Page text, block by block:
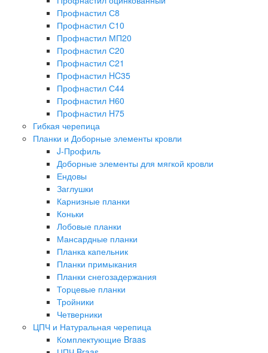
Профнастил С8
Профнастил С10
Профнастил МП20
Профнастил С20
Профнастил С21
Профнастил HC35
Профнастил С44
Профнастил Н60
Профнастил H75
Гибкая черепица
Планки и Доборные элементы кровли
J-Профиль
Доборные элементы для мягкой кровли
Ендовы
Заглушки
Карнизные планки
Коньки
Лобовые планки
Мансардные планки
Планка капельник
Планки примыкания
Планки снегозадержания
Торцевые планки
Тройники
Четверники
ЦПЧ и Натуральная черепица
Комплектующие Braas